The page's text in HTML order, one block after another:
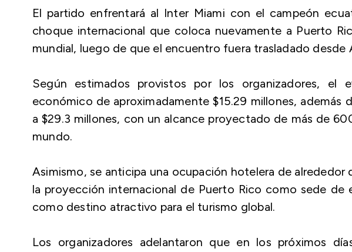
El partido enfrentará al Inter Miami con el campeón
choque internacional que coloca nuevamente a Puerto
mundial, luego de que el encuentro fuera trasladado desde
Según estimados provistos por los organizadores, el
económico de aproximadamente $15.29 millones, además
a $29.3 millones, con un alcance proyectado de más de
mundo.
Asimismo, se anticipa una ocupación hotelera de
la proyección internacional de Puerto Rico como sede
como destino atractivo para el turismo global.
Los organizadores adelantaron que en los próximos